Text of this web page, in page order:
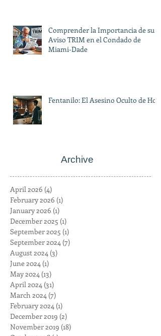
Comprender la Importancia de su
Aviso TRIM en el Condado de
Miami-Dade
Fentanilo: El Asesino Oculto de Hoy
Archive
April 2026 (4)
February 2026 (1)
January 2026 (1)
December 2025 (1)
September 2025 (1)
September 2024 (7)
August 2024 (3)
June 2024 (1)
May 2024 (13)
April 2024 (31)
March 2024 (7)
February 2024 (1)
December 2019 (2)
November 2019 (18)